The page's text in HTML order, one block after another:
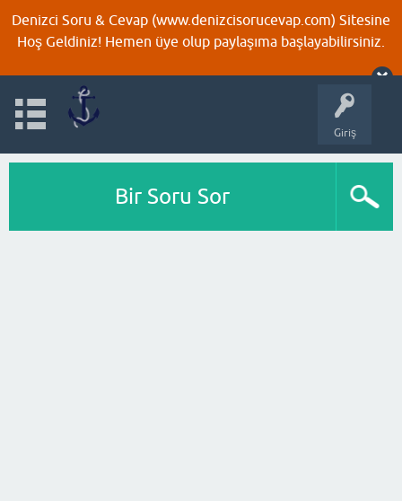
Denizci Soru & Cevap (www.denizcisorucevap.com) Sitesine
Hoş Geldiniz! Hemen üye olup paylaşıma başlayabilirsiniz.
Giriş
Bir Soru Sor